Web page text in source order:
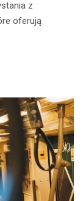
z
oferują